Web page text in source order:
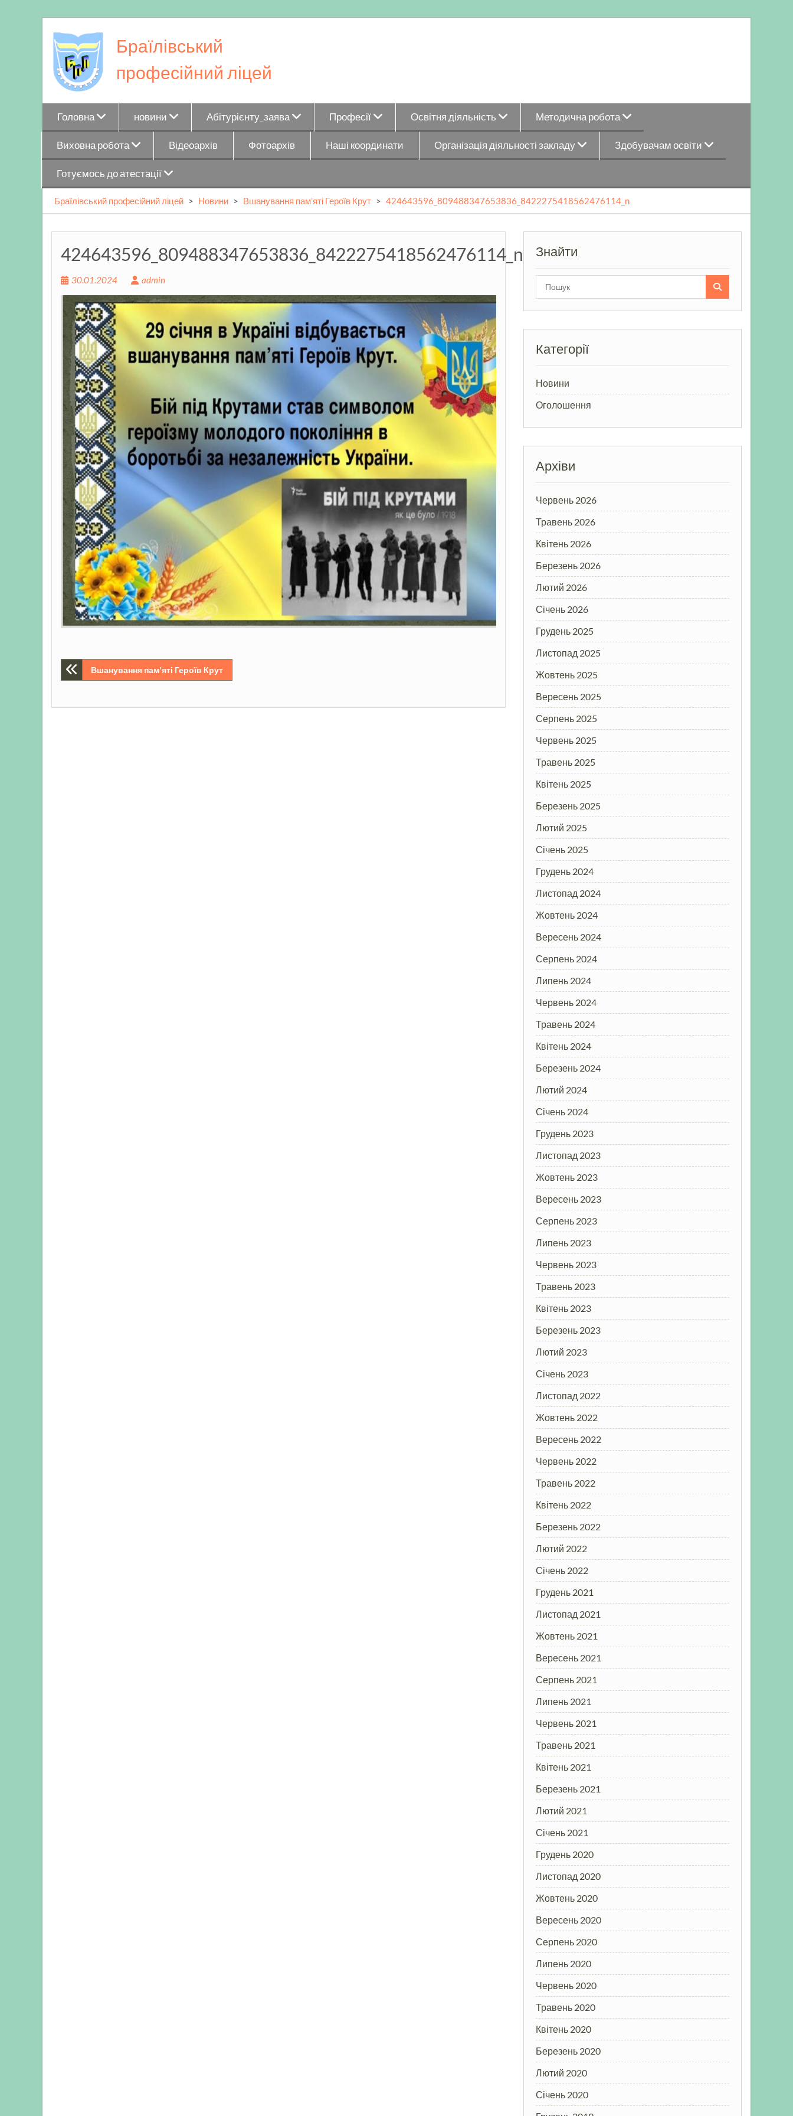
to
content
Браїлівський
професійний ліцей
Головна новини Абітурієнту_заява Професії Освітня діяльність Методична робота
Виховна робота Відеоархів Фотоархів Наші координати Організація діяльності закладу Здобувачам освіти
Готуємось до атестації
Браїлівський професійний ліцей > Новини > Вшанування памʼяті Героїв Крут > 424643596_809488347653836_8422275418562476114_n
424643596_809488347653836_8422275418562476114_n
30.01.2024 admin
Навігація
Вшанування памʼяті Героїв Крут
Знайти
Категорії
Новини
Оголошення
Архіви
Червень 2026
Травень 2026
Квітень 2026
Березень 2026
Лютий 2026
Січень 2026
Грудень 2025
Листопад 2025
Жовтень 2025
Вересень 2025
Серпень 2025
Червень 2025
Травень 2025
Квітень 2025
Березень 2025
Лютий 2025
Січень 2025
Грудень 2024
Листопад 2024
Жовтень 2024
Вересень 2024
Серпень 2024
Липень 2024
Червень 2024
Травень 2024
Квітень 2024
Березень 2024
Лютий 2024
Січень 2024
Грудень 2023
Листопад 2023
Жовтень 2023
Вересень 2023
Серпень 2023
Липень 2023
Червень 2023
Травень 2023
Квітень 2023
Березень 2023
Лютий 2023
Січень 2023
Листопад 2022
Жовтень 2022
Вересень 2022
Червень 2022
Травень 2022
Квітень 2022
Березень 2022
Лютий 2022
Січень 2022
Грудень 2021
Листопад 2021
Жовтень 2021
Вересень 2021
Серпень 2021
Липень 2021
Червень 2021
Травень 2021
Квітень 2021
Березень 2021
Лютий 2021
Січень 2021
Грудень 2020
Листопад 2020
Жовтень 2020
Вересень 2020
Серпень 2020
Липень 2020
Червень 2020
Травень 2020
Квітень 2020
Березень 2020
Лютий 2020
Січень 2020